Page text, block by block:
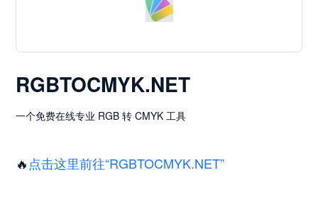
RGBTOCMYK.NET
一个免费在线专业 RGB 转 CMYK 工具
🔥点击这里前往“RGBTOCMYK.NET”